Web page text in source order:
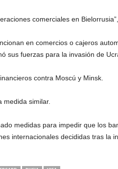
comerciales en
en comercios o cajeros
sus fuerzas para la invasión de
contra Moscú y Minsk.
medida similar.
medidas para impedir que los
internacionales decididas tras la